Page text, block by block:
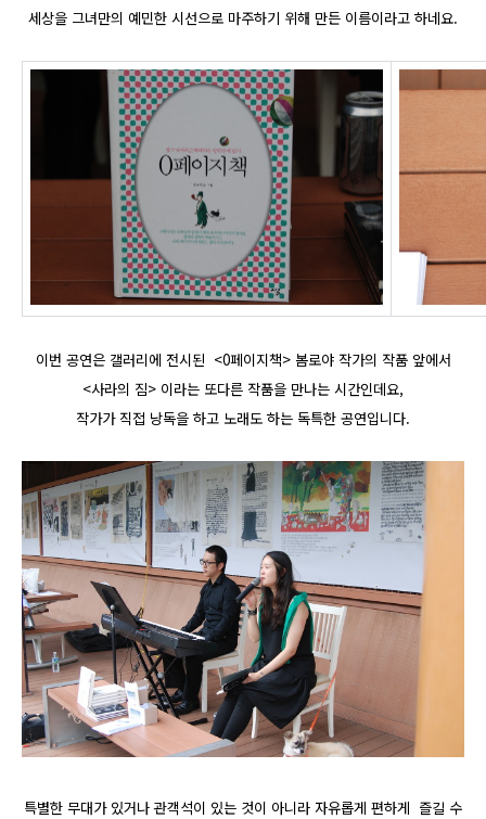
세상을 그녀만의 예민한 시선으로 마주하기 위해 만든 이름이라고 하네요.
이번 공연은 갤러리에 전시된 <0페이지책> 봄로야 작가의 작품 앞에서
<사라의 짐> 이라는 또다른 작품을 만나는 시간인데요,
작가가 직접 낭독을 하고 노래도 하는 독특한 공연입니다.
특별한 무대가 있거나 관객석이 있는 것이 아니라 자유롭게 편하게 즐길 수